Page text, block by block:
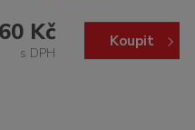
Kč
s DPH
Koupit